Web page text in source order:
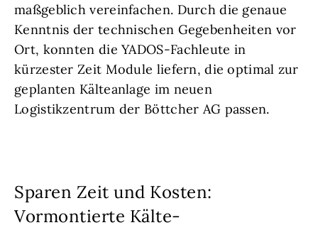
maßgeblich vereinfachen. Durch die genaue
Kenntnis der technischen Gegebenheiten vor
Ort, konnten die YADOS-Fachleute in
kürzester Zeit Module liefern, die optimal zur
geplanten Kälteanlage im neuen
Logistikzentrum der Böttcher AG passen.
Sparen Zeit und Kosten:
Vormontierte Kälte-